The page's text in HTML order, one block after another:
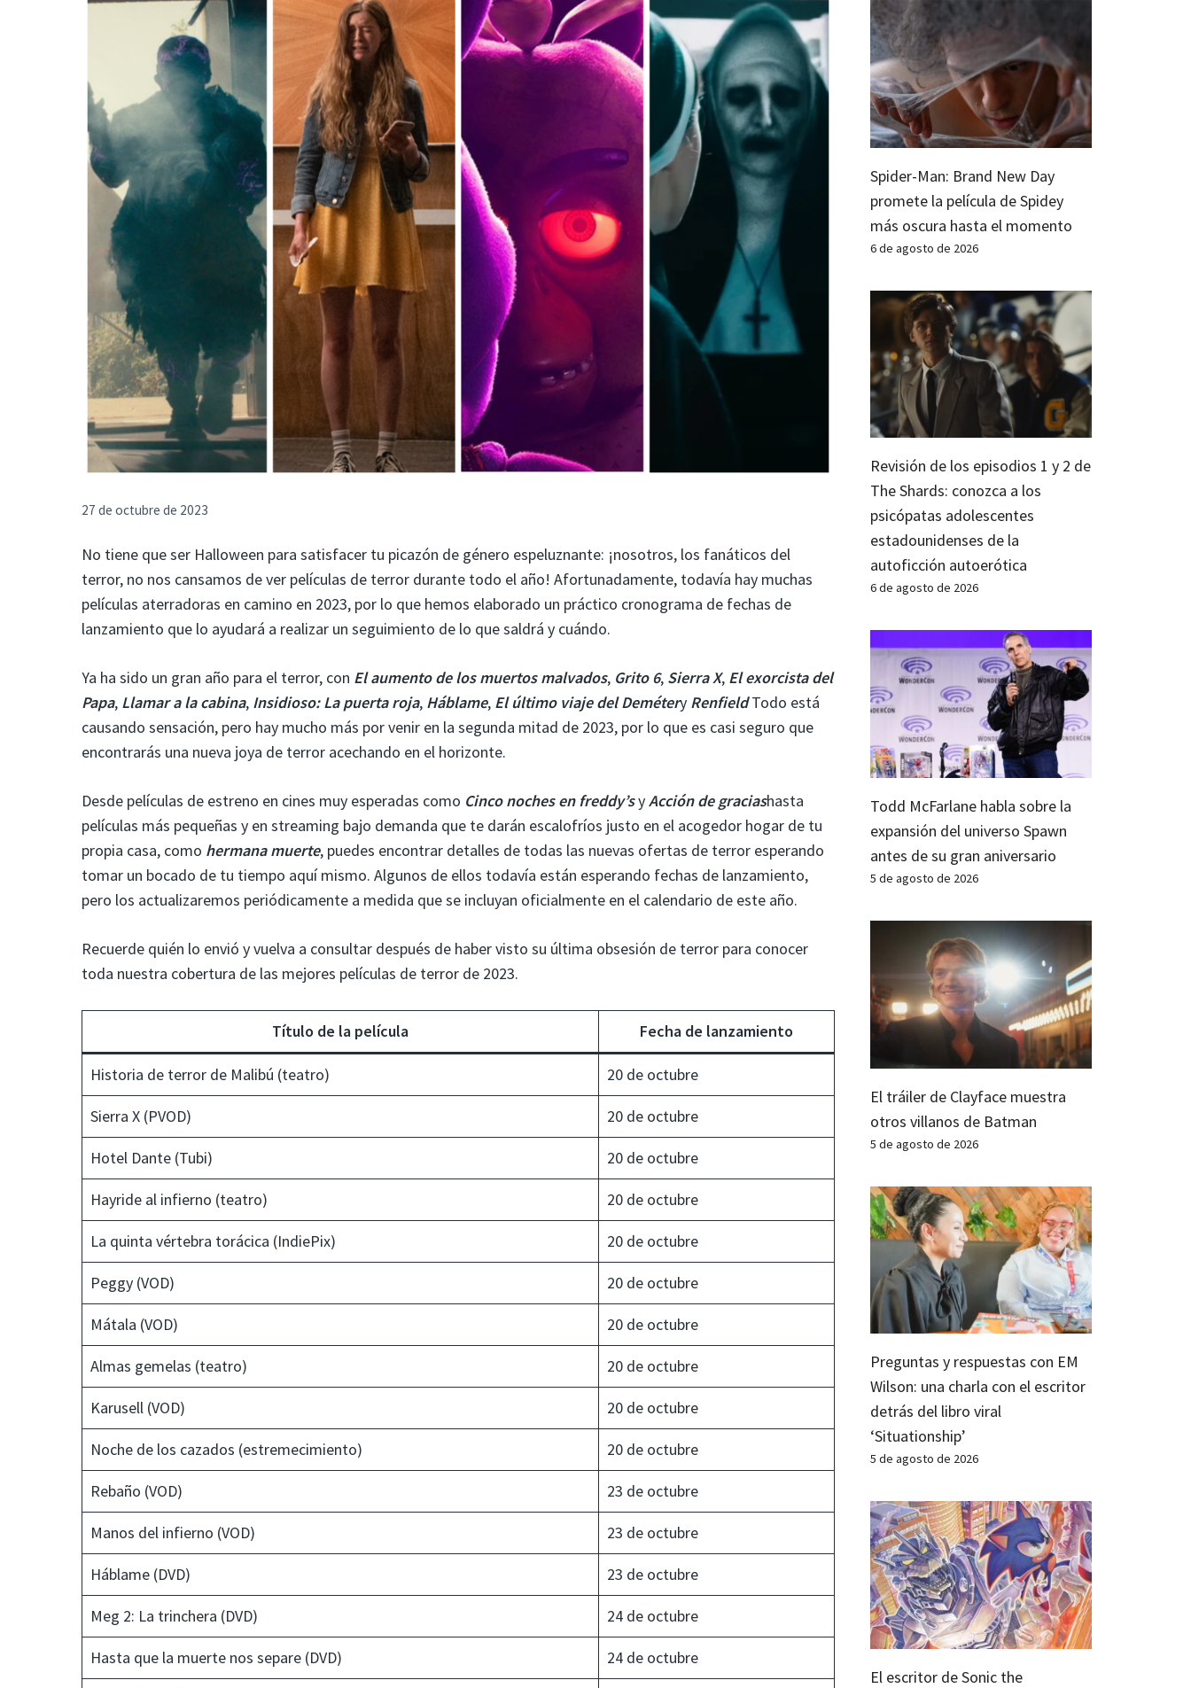
27 de octubre de 2023
No tiene que ser Halloween para satisfacer tu picazón de género espeluznante: ¡nosotros, los fanáticos del
terror, no nos cansamos de ver películas de terror durante todo el año! Afortunadamente, todavía hay muchas
películas aterradoras en camino en 2023, por lo que hemos elaborado un práctico cronograma de fechas de
lanzamiento que lo ayudará a realizar un seguimiento de lo que saldrá y cuándo.
Ya ha sido un gran año para el terror, con El aumento de los muertos malvados, Grito 6, Sierra X, El exorcista del
Papa, Llamar a la cabina, Insidioso: La puerta roja, Háblame, El último viaje del Demétery RenfieldTodo está
causando sensación, pero hay mucho más por venir en la segunda mitad de 2023, por lo que es casi seguro que
encontrarás una nueva joya de terror acechando en el horizonte.
Desde películas de estreno en cines muy esperadas como Cinco noches en freddy’syAcción de graciashasta
películas más pequeñas y en streaming bajo demanda que te darán escalofríos justo en el acogedor hogar de tu
propia casa, como hermana muerte, puedes encontrar detalles de todas las nuevas ofertas de terror esperando
tomar un bocado de tu tiempo aquí mismo. Algunos de ellos todavía están esperando fechas de lanzamiento,
pero los actualizaremos periódicamente a medida que se incluyan oficialmente en el calendario de este año.
Recuerde quién lo envió y vuelva a consultar después de haber visto su última obsesión de terror para conocer
toda nuestra cobertura de las mejores películas de terror de 2023.
Título de la película Fecha de lanzamiento
Historia de terror de Malibú (teatro) 20 de octubre
Sierra X (PVOD) 20 de octubre
Hotel Dante (Tubi) 20 de octubre
Hayride al infierno (teatro) 20 de octubre
La quinta vértebra torácica (IndiePix) 20 de octubre
Peggy (VOD) 20 de octubre
Mátala (VOD) 20 de octubre
Almas gemelas (teatro) 20 de octubre
Karusell (VOD) 20 de octubre
Noche de los cazados (estremecimiento) 20 de octubre
Rebaño (VOD) 23 de octubre
Manos del infierno (VOD) 23 de octubre
Háblame (DVD) 23 de octubre
Meg 2: La trinchera (DVD) 24 de octubre
Hasta que la muerte nos separe (DVD) 24 de octubre
Spider-Man: Brand New Day
promete la película de Spidey
más oscura hasta el momento
6 de agosto de 2026
Revisión de los episodios 1 y 2 de
The Shards: conozca a los
psicópatas adolescentes
estadounidenses de la
autoficción autoerótica
6 de agosto de 2026
Todd McFarlane habla sobre la
expansión del universo Spawn
antes de su gran aniversario
5 de agosto de 2026
El tráiler de Clayface muestra
otros villanos de Batman
5 de agosto de 2026
Preguntas y respuestas con EM
Wilson: una charla con el escritor
detrás del libro viral
‘Situationship’
5 de agosto de 2026
El escritor de Sonic the